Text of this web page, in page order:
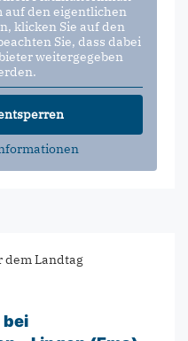
auf den eigentlichen
klicken Sie auf den
Sie, dass dabei
weitergegeben